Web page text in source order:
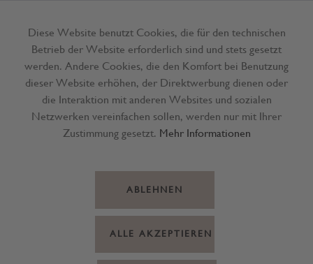
Menü
Diese Website benutzt Cookies, die für den technischen
Betrieb der Website erforderlich sind und stets gesetzt
werden. Andere Cookies, die den Komfort bei Benutzung
dieser Website erhöhen, der Direktwerbung dienen oder
die Interaktion mit anderen Websites und sozialen
Netzwerken vereinfachen sollen, werden nur mit Ihrer
Zustimmung gesetzt. Mehr Informationen
ABLEHNEN
ALLE AKZEPTIEREN